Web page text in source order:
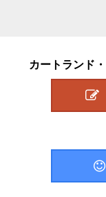
カートランド